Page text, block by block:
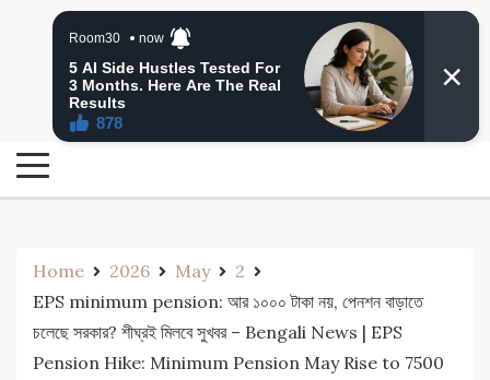
24 Ghanta Bangla News
24 Ghanta Bengali News
Home 2026 May
2
EPS minimum pension: আর ১০০০ টাকা নয়, পেনশন বাড়াতে
চলেছে সরকার? শীঘ্রই মিলবে সুখবর – Bengali News | EPS
Pension Hike: Minimum Pension May Rise to 7500